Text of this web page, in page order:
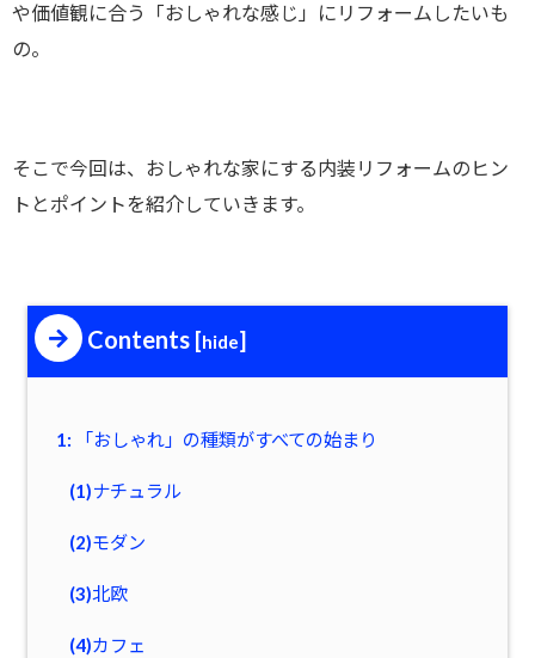
や価値観に合う「おしゃれな感じ」にリフォームしたいも
の。
そこで今回は、おしゃれな家にする内装リフォームのヒン
トとポイントを紹介していきます。
Contents [hide]
1: 「おしゃれ」の種類がすべての始まり
(1)ナチュラル
(2)モダン
(3)北欧
(4)カフェ